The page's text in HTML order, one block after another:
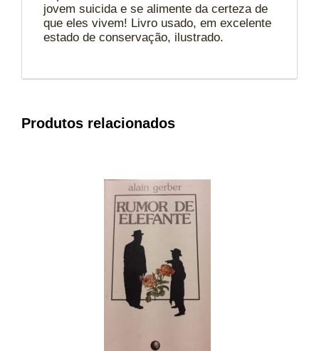
jovem suicida e se alimente da certeza de
que eles vivem! Livro usado, em excelente
estado de conservação, ilustrado.
Produtos relacionados